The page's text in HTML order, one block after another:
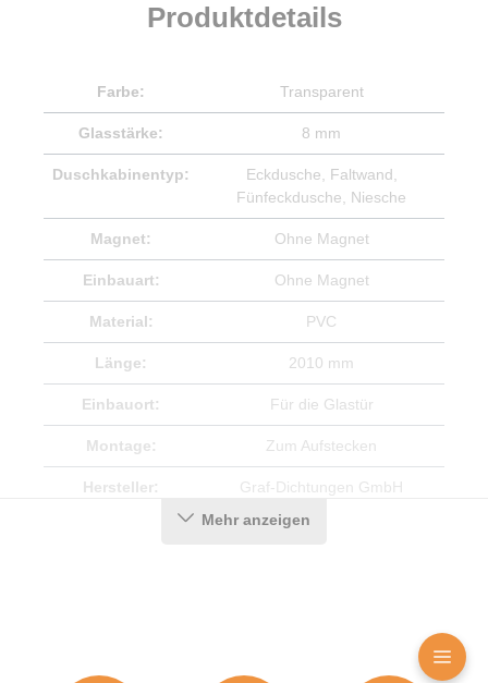
Produktdetails
Farbe: Transparent
Glasstärke: 8 mm
Duschkabinentyp: Eckdusche , Faltwand
Fünfeckdusche , Niesche
Magnet: Ohne Magnet
Einbauart: Ohne Magnet
Material: PVC
Länge: 2010 mm
Einbauort: Für die Glastür
Montage: Zum Aufstecken
Hersteller: Graf-Dichtungen GmbH
Angaben zum Hersteller (Informationspflichten zur
Mehr anzeigen